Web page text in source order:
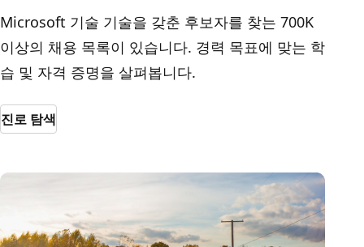
Microsoft 기술 기술을 갖춘 후보자를 찾는 700K
이상의 채용 목록이 있습니다. 경력 목표에 맞는 학
습 및 자격 증명을 살펴봅니다.
진로 탐색